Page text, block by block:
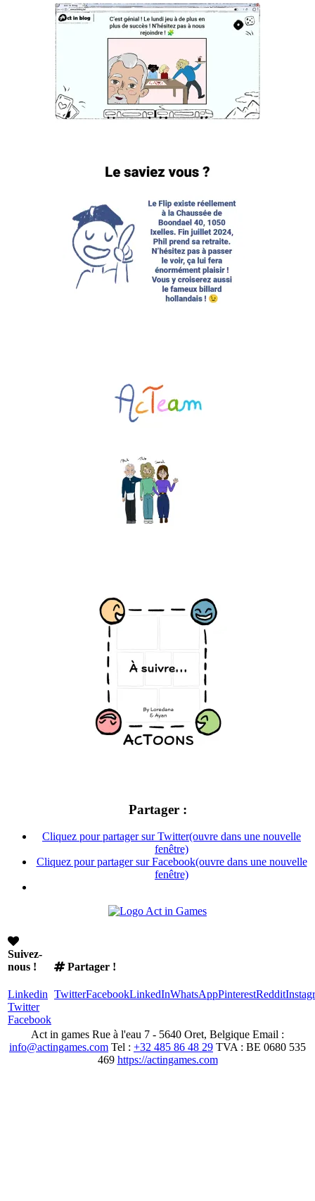
Partager :
Cliquez pour partager sur Twitter(ouvre dans une nouvelle
fenêtre)
Cliquez pour partager sur Facebook(ouvre dans une nouvelle
fenêtre)
Suivez-
nous !
Linkedin
Twitter
Facebook
Partager !
TwitterFacebookLinkedInWhatsAppPinterestReddit
Act in games Rue à l'eau 7 - 5640 Oret, Belgique Email :
info@actingames.com Tel : +32 485 86 48 29 TVA : BE 0680 535
469 https://actingames.com